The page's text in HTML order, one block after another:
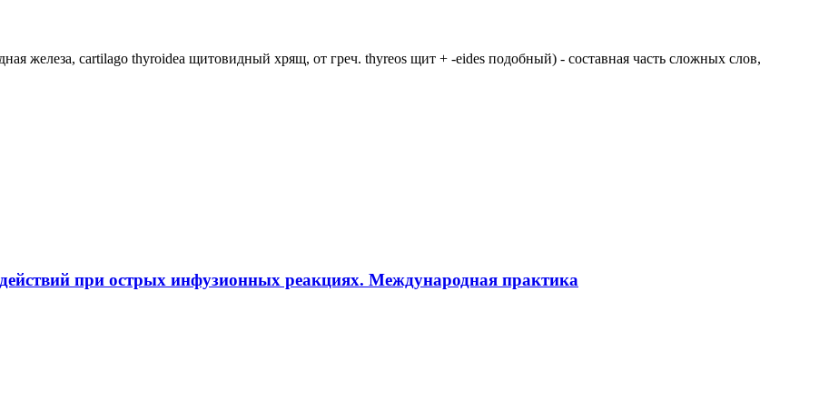
железа, cartilago thyroidea щитовидный хрящ, от греч. thyreos щит + -eides подобный) - составная часть сложных слов,
при острых инфузионных реакциях. Международная практика